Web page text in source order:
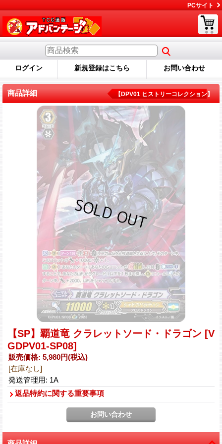
PCサイト
ログイン 新規登録はこちら お問い合わせ
商品詳細 【DPV01 ヒストリーコレクション】
【SP】覇道竜 クラレットソード・ドラゴン [V
GDPV01-SP08]
販売価格: 5,980円(税込)
[在庫なし]
発送管理用: 1A
返品特約に関する重要事項